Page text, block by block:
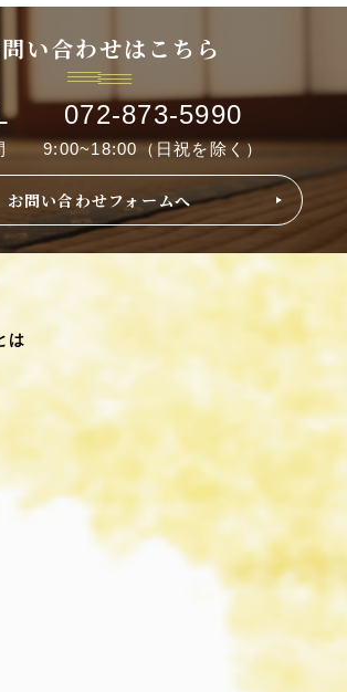
い合わせはこちら
072-873-5990
9:00~18:00（日祝を除く）
お問い合わせフォームへ
は